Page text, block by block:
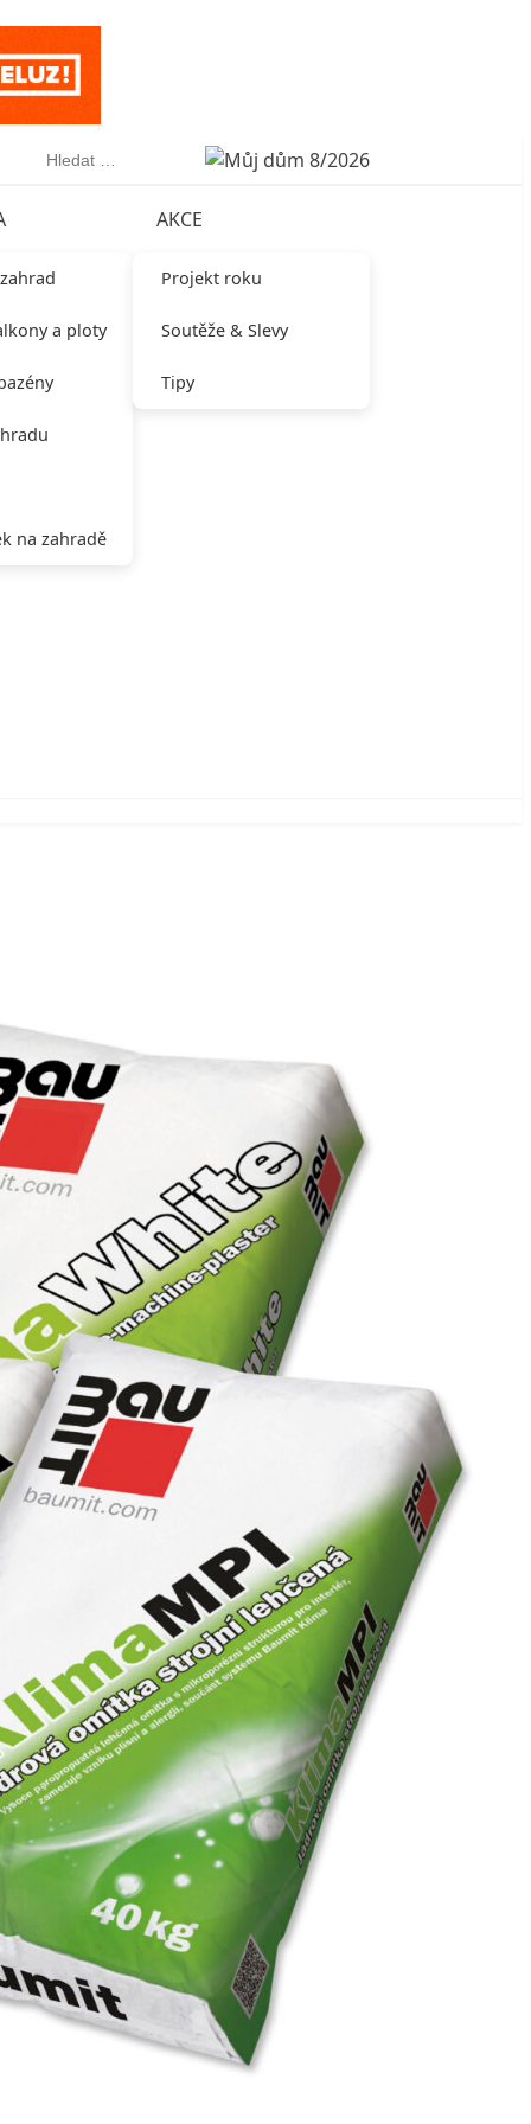
Vyhledávání
a ploty
na zahradě
AKCE
Projekt roku
Soutěže & Slevy
Tipy